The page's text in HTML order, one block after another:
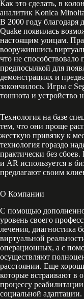
Как это сделать, в
аналитик Konica
В 2000 году благодаря
Quake появилась
настоящим улицам.
вооружившись
что не способствовало
предпосылкой для
демонстрациях и
закончилось. Игры с
тошнота и устройство
Технология на базе
тем, что они проще
жесткую привязку к
технология гораздо
практически без
и AR используется в
предлагают своим
О Компании
С помощью
уровень своего
лечения, диагностика
виртуальной
операционных, а с
осуществляют
расстоянии. Еще
которые встраивают в
процессу
социальной адаптации.